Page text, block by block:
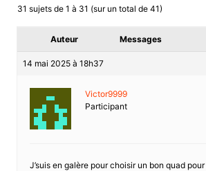
31 sujets de 1 à 31 (sur un total de 41)
Auteur Messages
14 mai 2025 à 18h37
Victor9999
Participant
J’suis en galère pour choisir un bon quad